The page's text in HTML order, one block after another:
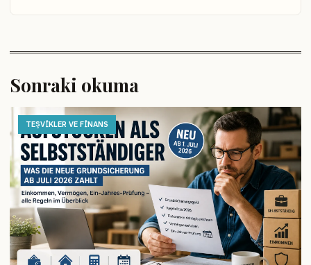
Sonraki okuma
TEŞVIKLER VE FINANS